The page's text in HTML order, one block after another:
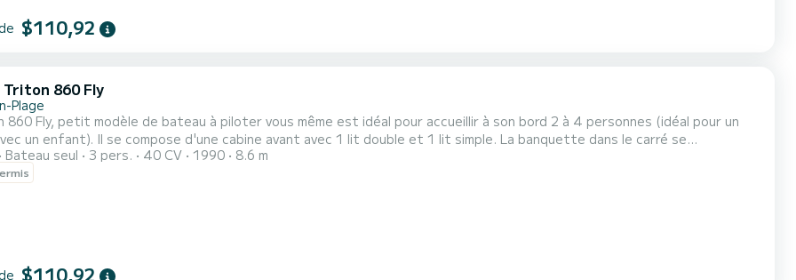
$110,92
Triton 860 Fly
Plage
860 Fly, petit modèle de bateau à piloter vous même est idéal pour accueillir à son bord 2 à 4 personnes (idéal pour un
un enfant). Il se compose d'une cabine avant avec 1 lit double et 1 lit simple. La banquette dans le carré se
équipé d'un coin cuisine, de sanitaires (1 douche, 1 lavabo et 1 WC). Les plus de ce modèle :
Bateau seul 3 pers. 40 CV 1990 8.6 m
$110,92